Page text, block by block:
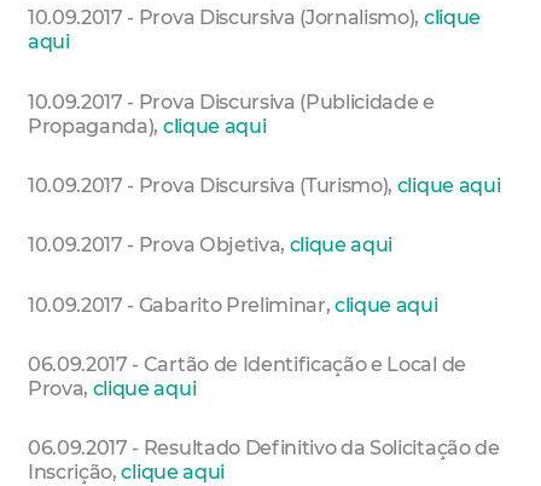
10.09.2017 - Prova Discursiva (Jornalismo), clique
aqui
10.09.2017 - Prova Discursiva (Publicidade e
Propaganda), clique aqui
10.09.2017 - Prova Discursiva (Turismo), clique aqui
10.09.2017 - Prova Objetiva, clique aqui
10.09.2017 - Gabarito Preliminar,clique aqui
06.09.2017 - Cartão de Identificação e Local de
Prova, clique aqui
06.09.2017 - Resultado Definitivo da Solicitação de
Inscrição,clique aqui